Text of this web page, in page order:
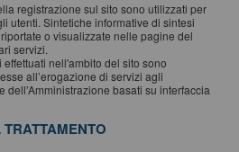
registrazione sul sito sono utilizzati per
utenti. Sintetiche informative di sintesi
o visualizzate nelle pagine del
servizi.
nell'ambito del sito sono
all’erogazione di servizi agli
dell’Amministrazione basati su interfaccia